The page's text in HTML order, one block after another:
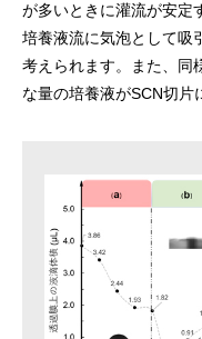
が多いときに灌流が安定
培養液流に気泡として吸
考えられます。また、同
な量の培養液がSCN切片